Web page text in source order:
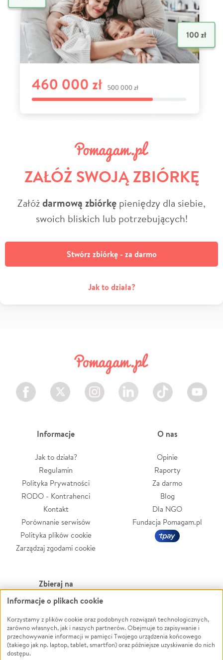
ZAŁÓŻ SWOJĄ ZBIÓRKĘ
Załóżdarmową zbiórkę pieniędzy dla siebie,
swoich bliskich lub potrzebujących!
Stwórz zbiórkę - za darmo
Jak to działa?
Facebook Twitter Instagram LinkedIn TikTok Youtube
Informacje
Jak to działa?
Regulamin
Polityka Prywatności
RODO - Kontrahenci
Kontakt
Porównanie serwisów
Polityka plików cookie
Zarządzaj zgodami cookie
O nas
Opinie
Raporty
Za darmo
Blog
Dla NGO
Fundacja Pomagam.pl
Zbieraj na
Leczenie
Zwierzęta
Pożar
Ukraina
Powódź
Wichura
NGO
Informacje o plikach cookie
Korzystamy z plików cookie oraz podobnych rozwiązań technologicznych,
zarówno własnych, jak i naszych partnerów. Obejmuje to zapisywanie i
przechowywanie informacji w pamięci Twojego urządzenia końcowego
(takiego jak np. laptop, tablet, smartfon) oraz późniejsze uzyskiwanie do nich
dostępu.